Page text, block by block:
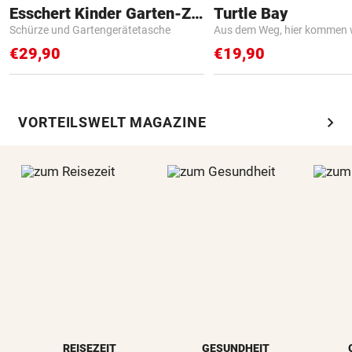
Esschert Kinder Garten-Zubehör
Schürze und Gartengerätetasche
€29,90
Turtle Bay
Aus dem Weg, hier kommen
€19,90
VORTEILSWELT MAGAZINE chevron_right
REISEZEIT GESUNDHEIT